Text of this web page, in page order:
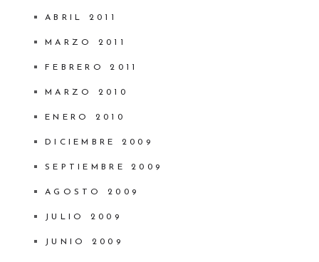
ABRIL 2011
MARZO 2011
FEBRERO 2011
MARZO 2010
ENERO 2010
DICIEMBRE 2009
SEPTIEMBRE 2009
AGOSTO 2009
JULIO 2009
JUNIO 2009